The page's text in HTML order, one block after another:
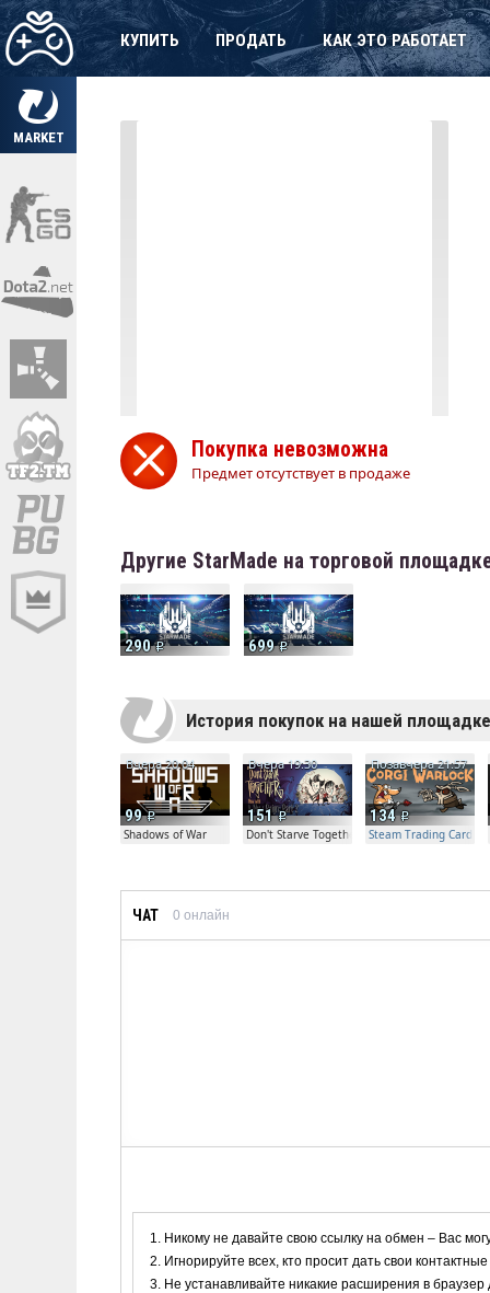
MARKET
КУПИТЬ ПРОДАТЬ КАК ЭТО РАБОТАЕТ
Покупка невозможна
Предмет отсутствует в продаже
Другие StarMade на торговой
290 699
История покупок на нашей площадке
99
Вчера 20:04
Shadows of War
151
Вчера 19:30
Don't Starve Together
134
Позавчера 21:57
Steam Trading Card
ЧАТ 0 онлайн
Никому не давайте свою ссылку на обмен – Вас
Игнорируйте всех, кто просит дать свои
Не устанавливайте никакие расширения в